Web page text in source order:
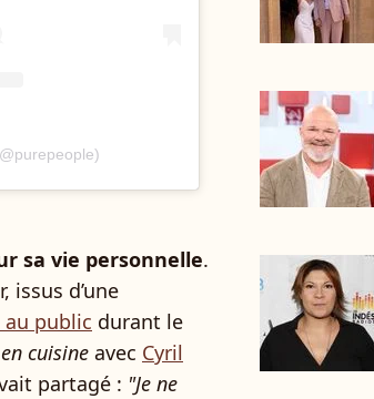
sa vie personnelle.
issus d’une
au public durant le
cuisine avec Cyril
partagé : "Je ne